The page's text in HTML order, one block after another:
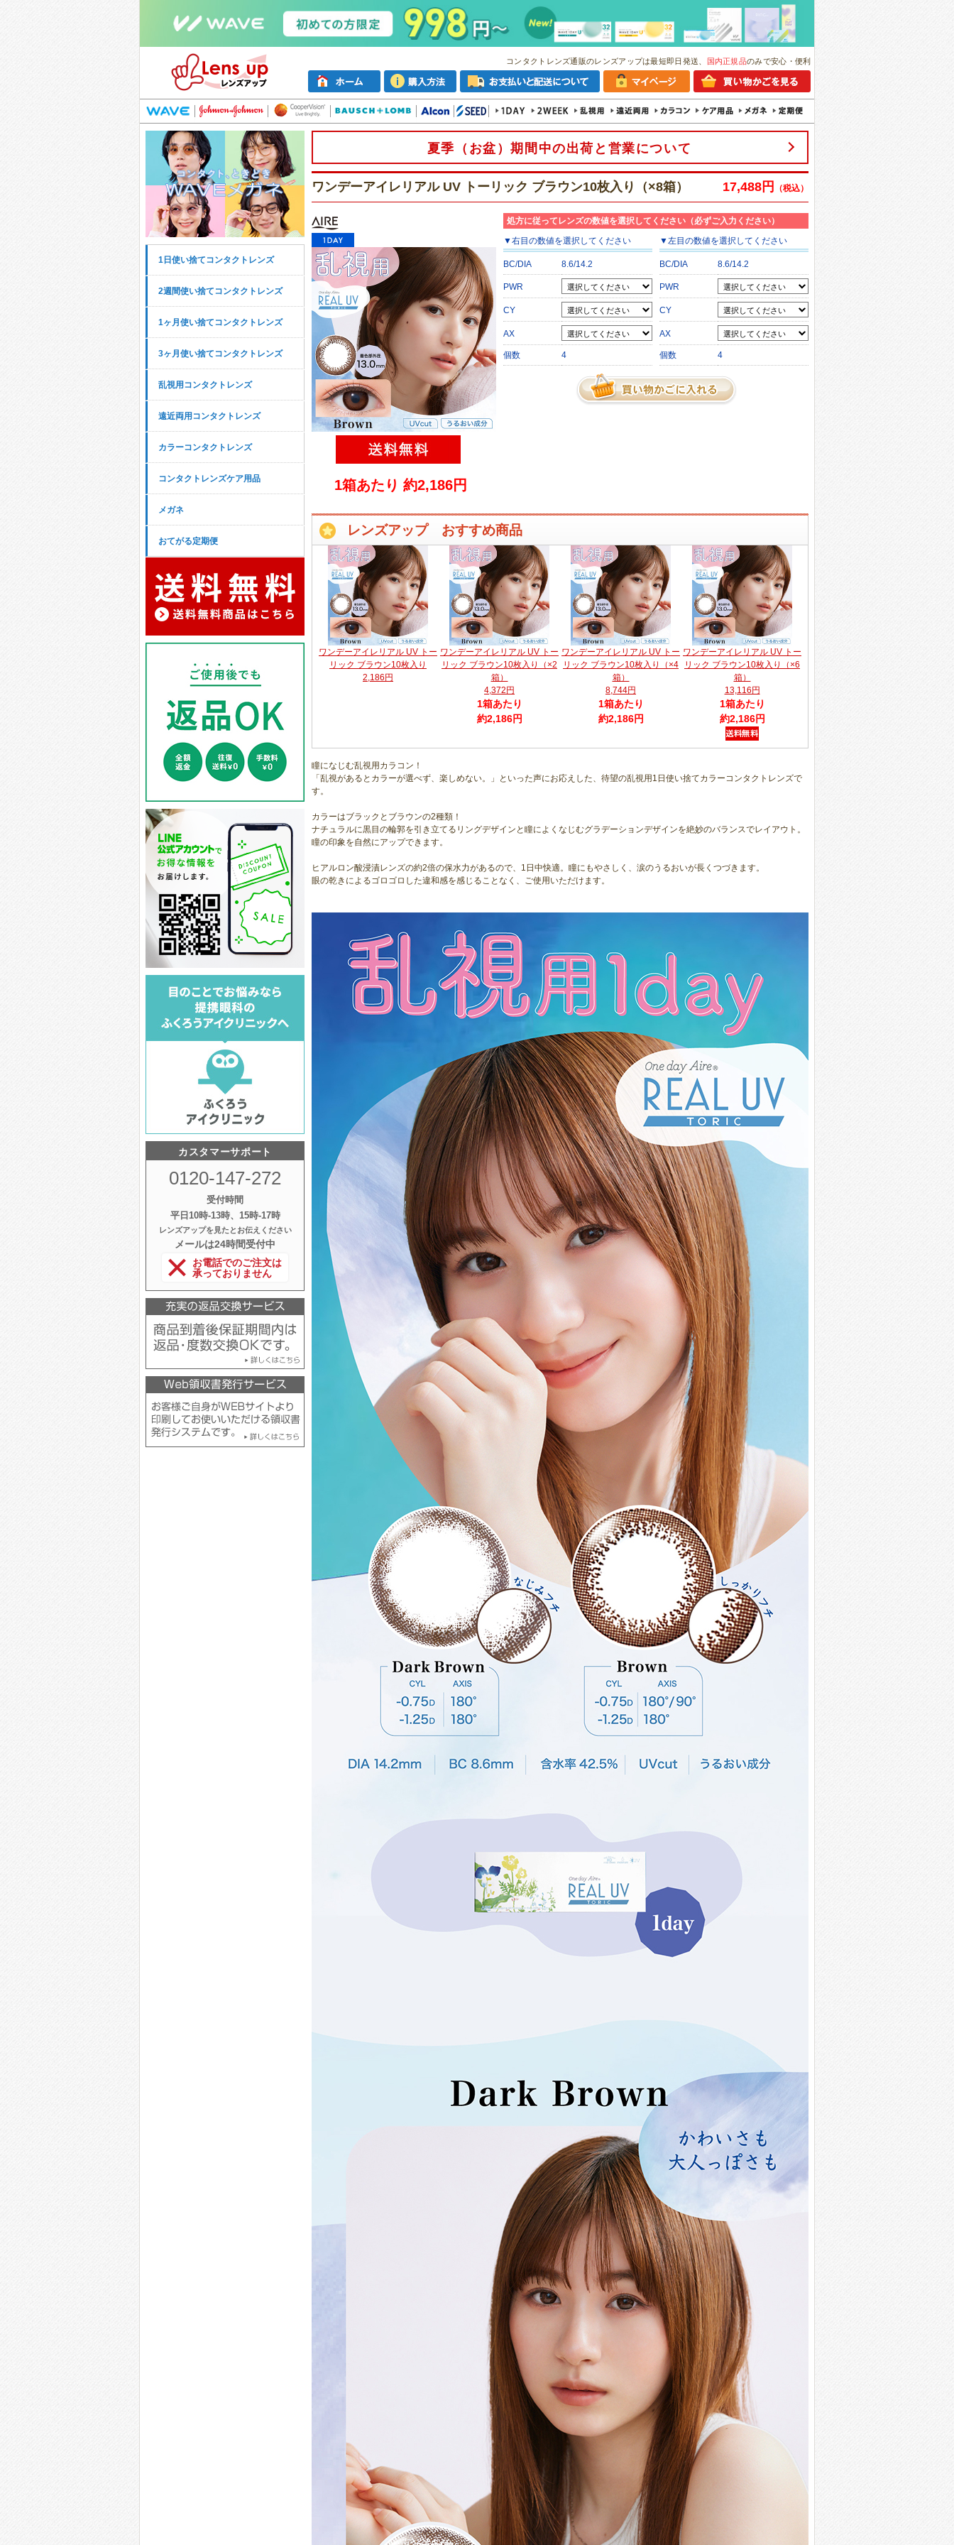
コンタクトレンズ通販のレンズアップは最短即日発送、 国内正規品のみで安心・便利
1日使い捨てコンタクトレンズ
2週間使い捨てコンタクトレンズ
1ヶ月使い捨てコンタクトレンズ
3ヶ月使い捨てコンタクトレンズ
乱視用コンタクトレンズ
遠近両用コンタクトレンズ
カラーコンタクトレンズ
コンタクトレンズケア用品
メガネ
おてがる定期便
カスタマーサポート
0120-147-272
受付時間
平日10時‐13時、15時‐17時
レンズアップを見たとお伝えください
メールは24時間受付中
お電話でのご注文は
承っておりません
夏季（お盆）期間中の出荷と営業について
ワンデーアイレリアル UV トーリック ブラウン10枚入り（×8箱） 17,488円 （税込）
1箱あたり 約2,186円
処方に従ってレンズの数値を選択してください（必ずご入力ください）
▼右目の数値を選択してください
BC/DIA 8.6/14.2
PWR
CY
AX
個数 4
▼左目の数値を選択してください
BC/DIA 8.6/14.2
PWR
CY
AX
個数 4
レンズアップ おすすめ商品
ワンデーアイレリアル UV トー
リック ブラウン10枚入り
2,186円
ワンデーアイレリアル UV トー
リック ブラウン10枚入り（×2
箱）
4,372円
1箱あたり
約2,186円
ワンデーアイレリアル UV トー
リック ブラウン10枚入り（×4
箱）
8,744円
1箱あたり
約2,186円
ワンデーアイレリアル UV トー
リック ブラウン10枚入り（×6
箱）
13,116円
1箱あたり
約2,186円
瞳になじむ乱視用カラコン！
「乱視があるとカラーが選べず、楽しめない。」といった声にお応えした、待望の乱視用1日使い捨てカラーコンタクトレンズで
す。
カラーはブラックとブラウンの2種類！
ナチュラルに黒目の輪郭を引き立てるリングデザインと瞳によくなじむグラデーションデザインを絶妙のバランスでレイアウト。
瞳の印象を自然にアップできます。
ヒアルロン酸浸漬レンズの約2倍の保水力があるので、1日中快適。瞳にもやさしく、涙のうるおいが長くつづきます。
眼の乾きによるゴロゴロした違和感を感じることなく、ご使用いただけます。